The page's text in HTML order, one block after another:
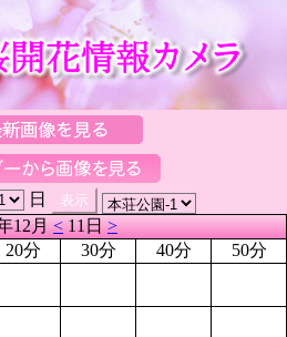
日
12月<11日>
20分 30分 40分
50分